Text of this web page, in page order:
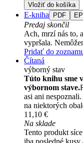
Vložiť do košíka
E-kniha PDF
Predaj skončil
Ach, mrzí nás to,
vypršala.
Pridať do
Čítaná
výborný stav
Túto knihu sme
výbornom stave.
asi ani
na niektorých
11,10 €
Na sklade
Tento produkt